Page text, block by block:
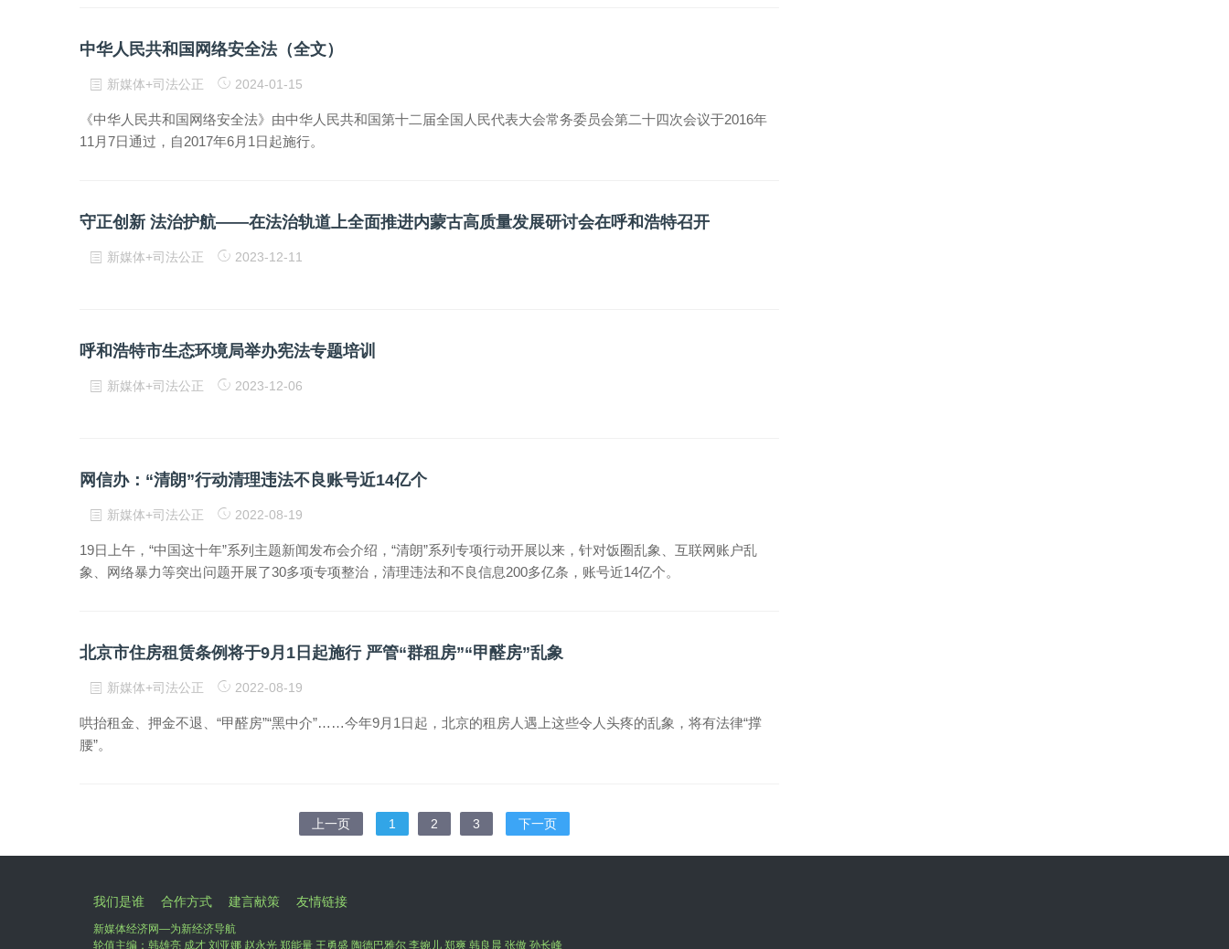
中华人民共和国网络安全法（全文）
新媒体+司法公正 2024-01-15
《中华人民共和国网络安全法》由中华人民共和国第十二届全国人民代表大会常务委员会第二十四次会议于2016年
11月7日通过，自2017年6月1日起施行。
守正创新 法治护航——在法治轨道上全面推进内蒙古高质量发展研讨会在呼和浩特召开
新媒体+司法公正 2023-12-11
呼和浩特市生态环境局举办宪法专题培训
新媒体+司法公正 2023-12-06
网信办：“清朗”行动清理违法不良账号近14亿个
新媒体+司法公正 2022-08-19
19日上午，“中国这十年”系列主题新闻发布会介绍，“清朗”系列专项行动开展以来，针对饭圈乱象、互联网账户乱
象、网络暴力等突出问题开展了30多项专项整治，清理违法和不良信息200多亿条，账号近14亿个。
北京市住房租赁条例将于9月1日起施行 严管“群租房”“甲醛房”乱象
新媒体+司法公正 2022-08-19
哄抬租金、押金不退、“甲醛房”“黑中介”……今年9月1日起，北京的租房人遇上这些令人头疼的乱象，将有法律“撑
腰”。
上一页 1 2 3 下一页
我们是谁 合作方式 建言献策 友情链接
新媒体经济网—为新经济导航
轮值主编：韩雄亮 成才 刘亚娜 赵永光 郑能量 王勇盛 陶德巴雅尔 李婉儿 郑爽 韩良晨 张傲 孙长峰